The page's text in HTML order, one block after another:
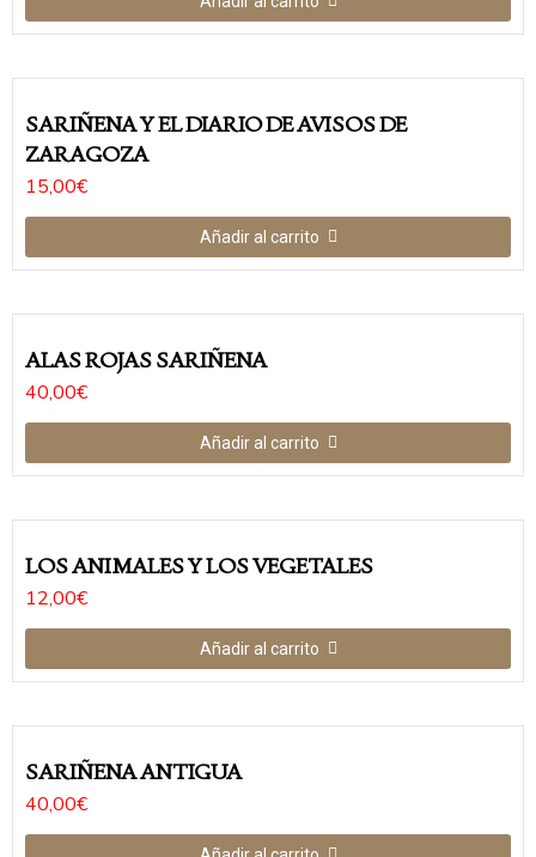
SARIÑENA Y EL DIARIO DE AVISOS DE
ZARAGOZA
15,00€
Añadir al carrito
ALAS ROJAS SARIÑENA
40,00€
Añadir al carrito
LOS ANIMALES Y LOS VEGETALES
12,00€
Añadir al carrito
SARIÑENA ANTIGUA
40,00€